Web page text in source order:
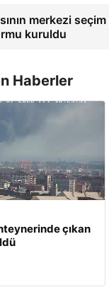
merkezi
kuruldu
Haberler
çıkan